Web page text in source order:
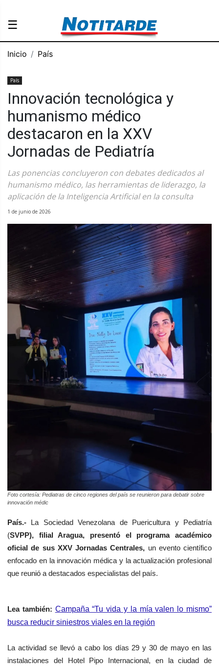
☰
Inicio País
País
Innovación tecnológica y
humanismo médico
destacaron en la XXV
Jornadas de Pediatría
Las ponencias concluyeron con debates dedicados al
humanismo médico, las herramientas de liderazgo, la
aplicación de la Inteligencia Artificial en la consulta
1 de junio de 2026
Foto cortesía: Pediatras de cinco regiones del país se reunieron para debatir sobre
innovación médic
País.- La Sociedad Venezolana de Puericultura y Pediatría
(SVPP), filial Aragua, presentó el programa académico
oficial de sus XXV Jornadas Centrales, un evento científico
enfocado en la innovación médica y la actualización profesional
que reunió a destacados especialistas del país.
Lea también: Campaña “Tu vida y la mía valen lo mismo”
busca reducir siniestros viales en la región
La actividad se llevó a cabo los días 29 y 30 de mayo en las
instalaciones del Hotel Pipo Internacional, en la ciudad de